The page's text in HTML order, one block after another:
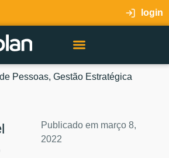
login
Pessoas, Gestão Estratégica
Publicado em março 8,
2022